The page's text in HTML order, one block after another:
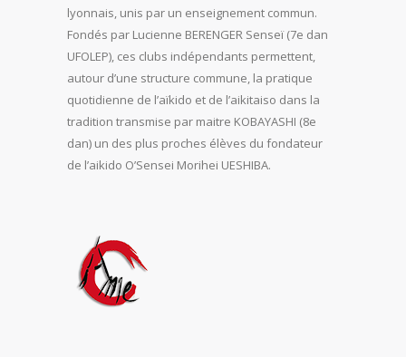
lyonnais, unis par un enseignement commun.
Fondés par Lucienne BERENGER Senseï (7e dan
UFOLEP), ces clubs indépendants permettent,
autour d’une structure commune, la pratique
quotidienne de l’aïkido et de l’aikitaiso dans la
tradition transmise par maitre KOBAYASHI (8e
dan) un des plus proches élèves du fondateur
de l’aikido O’Sensei Morihei UESHIBA.